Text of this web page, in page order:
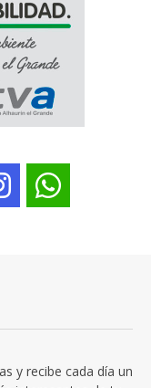
y recibe cada día un